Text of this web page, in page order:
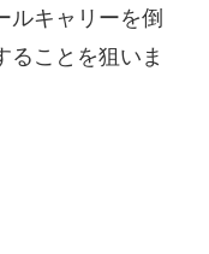
ルキャリーを倒
ることを狙いま